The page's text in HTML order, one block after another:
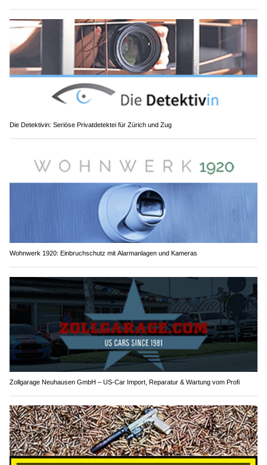
Die Detektivin: Seriöse Privatdetektei für Zürich und Zug
Wohnwerk 1920: Einbruchschutz mit Alarmanlagen und Kameras
Zollgarage Neuhausen GmbH – US-Car Import, Reparatur & Wartung vom Profi